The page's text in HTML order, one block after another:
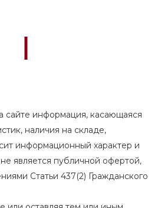
сайте информация, касающаяся
наличия на складе,
информационный характер и
является публичной офертой,
Статьи 437(2) Гражданского